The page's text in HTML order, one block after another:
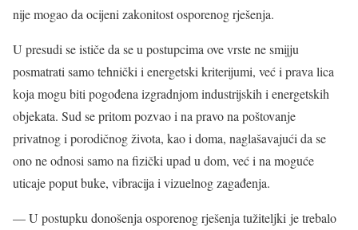
nije mogao da ocijeni zakonitost osporenog rješenja.
U presudi se ističe da se u postupcima ove vrste ne smijju
posmatrati samo tehnički i energetski kriterijumi, već i prava lica
koja mogu biti pogođena izgradnjom industrijskih i energetskih
objekata. Sud se pritom pozvao i na pravo na poštovanje
privatnog i porodičnog života, kao i doma, naglašavajući da se
ono ne odnosi samo na fizički upad u dom, već i na moguće
uticaje poput buke, vibracija i vizuelnog zagađenja.
— U postupku donošenja osporenog rješenja tužiteljki je trebalo